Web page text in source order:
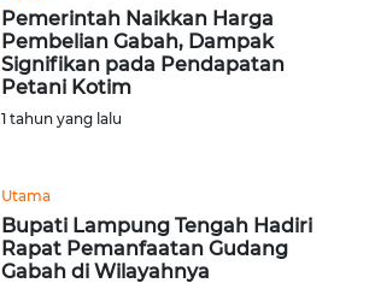
Pemerintah Naikkan Harga
Pembelian Gabah, Dampak
Signifikan pada Pendapatan
Petani Kotim
1 tahun yang lalu
Utama
Bupati Lampung Tengah Hadiri
Rapat Pemanfaatan Gudang
Gabah di Wilayahnya